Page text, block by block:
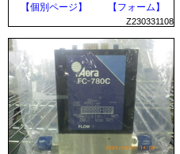
【個別ページ】
【フォーム】
Z230331108